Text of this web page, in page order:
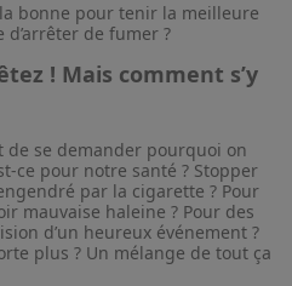
bonne pour tenir la meilleure
de fumer ?
! Mais comment s’y
de se demander pourquoi on
ce pour notre santé ? Stopper
par la cigarette ? Pour
mauvaise haleine ? Pour des
d’un heureux événement ?
plus ? Un mélange de tout ça